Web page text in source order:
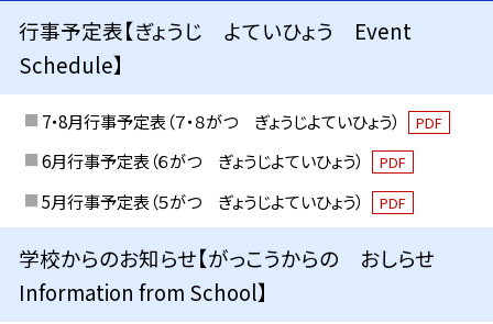
行事予定表【ぎょうじ よていひょう Event
Schedule】
7・8月行事予定表（７・８がつ ぎょうじよていひょう） PDF
6月行事予定表（６がつ ぎょうじよていひょう） PDF
5月行事予定表（５がつ ぎょうじよていひょう） PDF
学校からのお知らせ【がっこうからの おしらせ
Information from School】